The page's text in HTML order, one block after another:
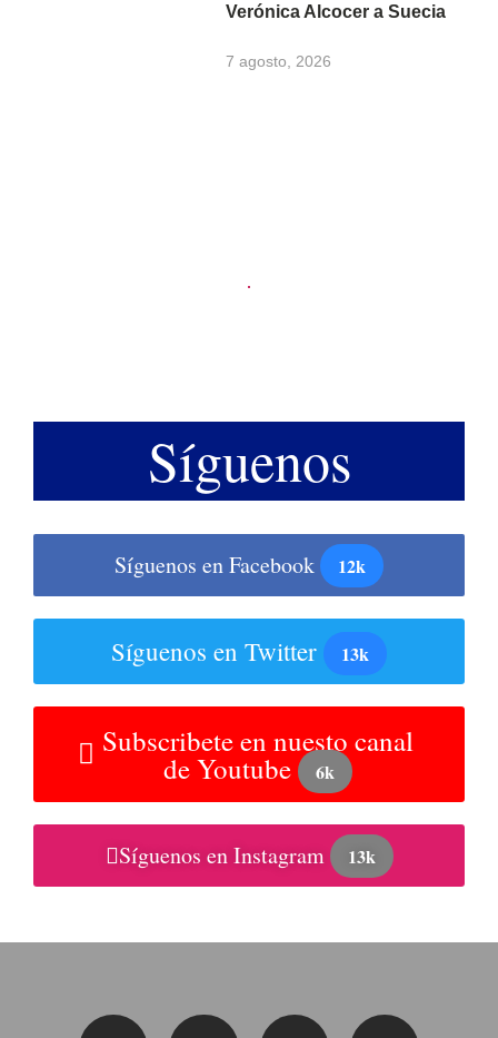
Verónica Alcocer a Suecia
7 agosto, 2026
Síguenos
Síguenos en Facebook 12k
Síguenos en Twitter 13k
Subscribete en nuesto canal
de Youtube 6k
Síguenos en Instagram 13k